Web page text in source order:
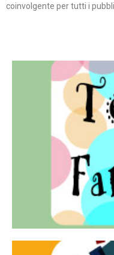
coinvolgente per tutti i
Teatro In Famiglia è
per far